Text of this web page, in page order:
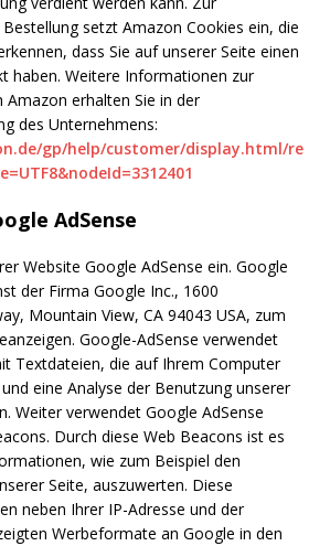
setzt Amazon Cookies ein, die
dass Sie auf unserer Seite einen
haben. Weitere Informationen zur
Amazon erhalten Sie in der
des Unternehmens:
gp/help/customer/display.html/re
AdSense
Website Google AdSense ein. Google
der Firma Google Inc., 1600
Mountain View, CA 94043 USA, zum
Google-AdSense verwendet
Textdateien, die auf Ihrem Computer
eine Analyse der Benutzung unserer
Weiter verwendet Google AdSense
Durch diese Web Beacons ist es
wie zum Beispiel den
Seite, auszuwerten. Diese
neben Ihrer IP-Adresse und der
Werbeformate an Google in den